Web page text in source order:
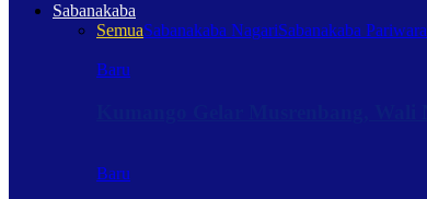
Sabanakaba
SemuaSabanakaba NagariSabanakaba Pariwara
Baru
Baru